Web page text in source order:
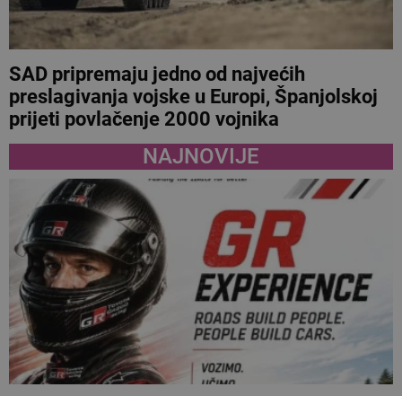
SAD pripremaju jedno od najvećih
preslagivanja vojske u Europi, Španjolskoj
prijeti povlačenje 2000 vojnika
NAJNOVIJE